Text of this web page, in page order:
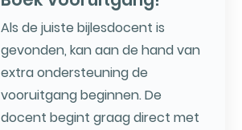
Als de juiste bijlesdocent is
gevonden, kan aan de hand van
extra ondersteuning de
vooruitgang beginnen. De
docent begint graag direct met